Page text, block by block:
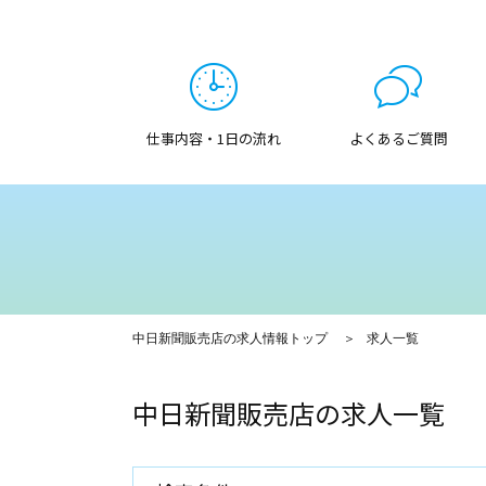
仕事内容・1日の流れ よくあるご質問
中日新聞販売店の求人情報トップ 求人一覧
中日新聞販売店の求人一覧